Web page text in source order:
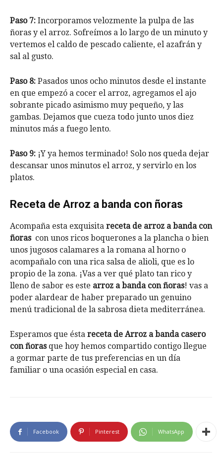
Paso 7: Incorporamos velozmente la pulpa de las
ñoras y el arroz. Sofreímos a lo largo de un minuto y
vertemos el caldo de pescado caliente, el azafrán y
sal al gusto.
Paso 8: Pasados unos ocho minutos desde el instante
en que empezó a cocer el arroz, agregamos el ajo
sobrante picado asimismo muy pequeño, y las
gambas. Dejamos que cueza todo junto unos diez
minutos más a fuego lento.
Paso 9: ¡Y ya hemos terminado! Solo nos queda dejar
descansar unos minutos el arroz, y servirlo en los
platos.
Receta de Arroz a banda con ñoras
Acompaña esta exquisita receta de arroz a banda con
ñorascon unos ricos boquerones a la plancha o bien
unos jugosos calamares a la romana al horno o
acompañalo con una rica salsa de alioli, que es lo
propio de la zona. ¡Vas a ver qué plato tan rico y
lleno de sabor es este arroz a banda con ñoras! vas a
poder alardear de haber preparado un genuino
menú tradicional de la sabrosa dieta mediterránea.
Esperamos que ésta receta de Arroz a banda casero
con ñoras que hoy hemos compartido contigo llegue
a gormar parte de tus preferencias en un día
familiar o una ocasión especial en casa.
Facebook Pinterest WhatsApp